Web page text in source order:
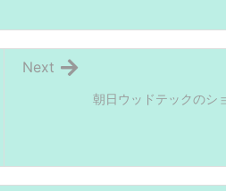
朝日ウッドテックのシ
Next